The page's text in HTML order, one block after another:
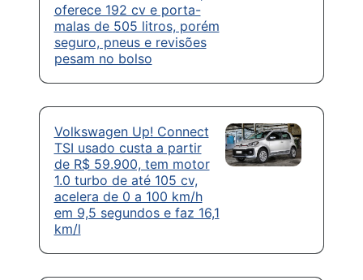
oferece 192 cv e porta-
malas de 505 litros, porém
seguro, pneus e revisões
pesam no bolso
Volkswagen Up! Connect
TSI usado custa a partir
de R$ 59.900, tem motor
1.0 turbo de até 105 cv,
acelera de 0 a 100 km/h
em 9,5 segundos e faz 16,1
km/l